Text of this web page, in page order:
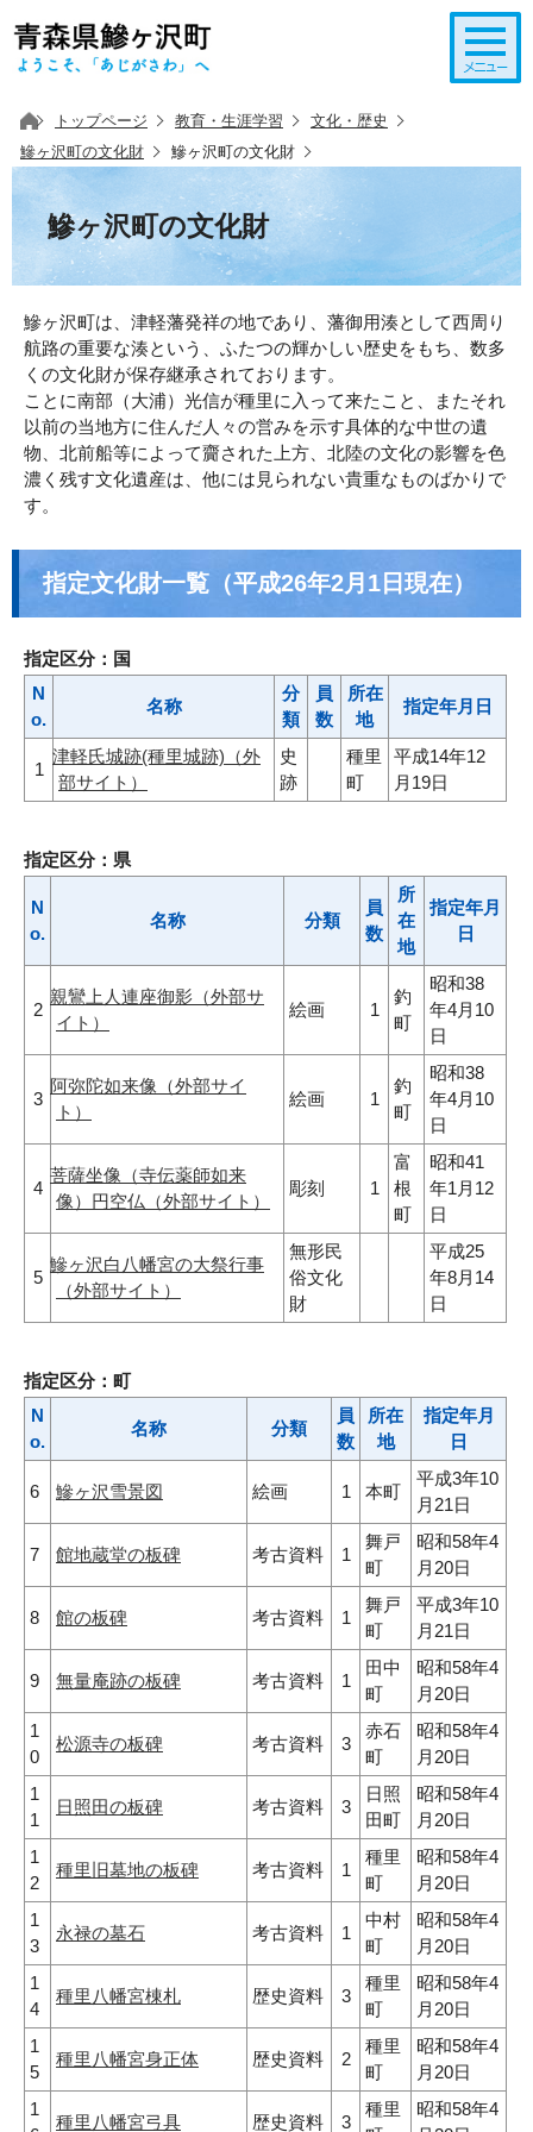
トップページ 教育・生涯学習
文化・歴史
鰺ヶ沢町の文化財
鰺ヶ沢町の文化財
鰺ヶ沢町の文化財
鰺ヶ沢町は、津軽藩発祥の地であり、藩御用湊として西周り
航路の重要な湊という、ふたつの輝かしい歴史をもち、数多
くの文化財が保存継承されております。
ことに南部（大浦）光信が種里に入って来たこと、またそれ
以前の当地方に住んだ人々の営みを示す具体的な中世の遺
物、北前船等によって齎された上方、北陸の文化の影響を色
濃く残す文化遺産は、他には見られない貴重なものばかりで
す。
指定文化財一覧（平成26年2月1日現在）
指定区分：国
N
o.
名称
分
類
員
数
所在
地
指定年月日
1
津軽氏城跡(種里城跡)（外
部サイト）
史
跡
種里
町
平成14年12
月19日
指定区分：県
N
o.
名称 分類
員
数
所
在
地
指定年月
日
2
親鸞上人連座御影（外部サ
イト）
絵画 1
釣
町
昭和38
年4月10
日
3
阿弥陀如来像（外部サイ
ト）
絵画 1
釣
町
昭和38
年4月10
日
4
菩薩坐像（寺伝薬師如来
像）円空仏（外部サイト）
彫刻 1
富
根
町
昭和41
年1月12
日
5
鰺ヶ沢白八幡宮の大祭行事
（外部サイト）
無形民
俗文化
財
平成25
年8月14
日
指定区分：町
N
o.
名称 分類
員
数
所在
地
指定年月
日
6 鰺ヶ沢雪景図 絵画 1 本町
平成3年10
月21日
7 館地蔵堂の板碑 考古資料 1
舞戸
町
昭和58年4
月20日
8 館の板碑 考古資料 1
舞戸
町
平成3年10
月21日
9 無量庵跡の板碑 考古資料 1
田中
町
昭和58年4
月20日
1
0
松源寺の板碑 考古資料 3
赤石
町
昭和58年4
月20日
1
1
日照田の板碑 考古資料 3
日照
田町
昭和58年4
月20日
1
2
種里旧墓地の板碑 考古資料 1
種里
町
昭和58年4
月20日
1
3
永禄の墓石 考古資料 1
中村
町
昭和58年4
月20日
1
4
種里八幡宮棟札 歴史資料 3
種里
町
昭和58年4
月20日
1
5
種里八幡宮身正体 歴史資料 2
種里
町
昭和58年4
月20日
1
種里八幡宮弓具 歴史資料 3
種里
昭和58年4